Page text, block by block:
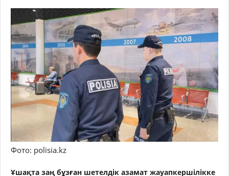
Фото: polisia.kz
Ұшақта заң бұзған шетелдік азамат жауапкершілікке